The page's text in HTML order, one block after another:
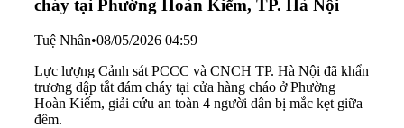
cháy tại Phường Hoàn Kiếm, TP. Hà Nội
Tuệ Nhân•08/05/2026 04:59
Lực lượng Cảnh sát PCCC và CNCH TP. Hà Nội đã khẩn
trương dập tắt đám cháy tại cửa hàng cháo ở Phường
Hoàn Kiếm, giải cứu an toàn 4 người dân bị mắc kẹt giữa
đêm.